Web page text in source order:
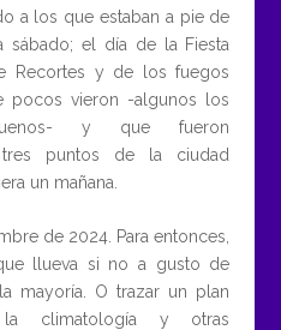
a los que estaban a pie de
sábado; el día de la Fiesta
Recortes y de los fuegos
pocos vieron -algunos los
y que fueron
puntos de la ciudad
un mañana.
de 2024. Para entonces,
llueva si no a gusto de
mayoría. O trazar un plan
climatología y otras